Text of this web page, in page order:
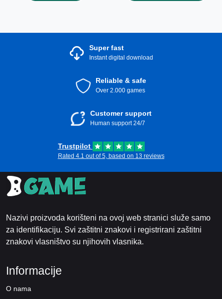
Super fast
Instant digital download
Reliable & safe
Over 2.000 games
Customer support
Human support 24/7
Trustpilot
Rated 4.1 out of 5, based on 13 reviews
Nazivi proizvoda korišteni na ovoj web stranici služe samo
za identifikaciju. Svi zaštitni znakovi i registrirani zaštitni
znakovi vlasništvo su njihovih vlasnika.
Informacije
O nama